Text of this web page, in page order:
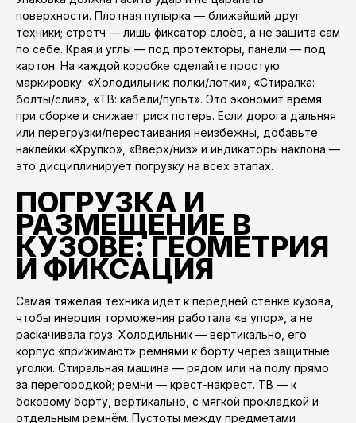
поверхности. Плотная пупырка — ближайший друг
техники; стретч — лишь фиксатор слоёв, а не защита сам
по себе. Края и углы — под протекторы, панели — под
картон. На каждой коробке сделайте простую
маркировку: «Холодильник: полки/лотки», «Стиралка:
болты/слив», «ТВ: кабели/пульт». Это экономит время
при сборке и снижает риск потерь. Если дорога дальняя
или перегрузки/перестаивания неизбежны, добавьте
наклейки «Хрупко», «Вверх/низ» и индикаторы наклона —
это дисциплинирует погрузку на всех этапах.
ПОГРУЗКА И
РАЗМЕЩЕНИЕ В
КУЗОВЕ: ГЕОМЕТРИЯ
И ФИКСАЦИЯ
Самая тяжёлая техника идёт к передней стенке кузова,
чтобы инерция торможения работала «в упор», а не
раскачивала груз. Холодильник — вертикально, его
корпус «прижимают» ремнями к борту через защитные
уголки. Стиральная машина — рядом или на полу прямо
за перегородкой; ремни — крест-накрест. ТВ — к
боковому борту, вертикально, с мягкой прокладкой и
отдельным ремнём. Пустоты между предметами